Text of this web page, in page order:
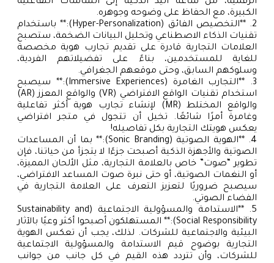
الكبيرة، مع الحفاظ على وضوحه وجوهره.
2. **التخصيص الفائق (Hyper-Personalization):** باستخدام
تقنيات الذكاء الاصطناعي وتحليل البيانات الضخمة، ستصبح
العلامات التجارية قادرة على تقديم تجارب هوية مخصصة
للغاية للمستخدمين، بناءً على تفضيلاتهم الفردية،
وسلوكهم السابق، وحتى موقعهم الجغرافي.
3. **التجارب الغامرة (Immersive Experiences):** سيصبح
استخدام تقنيات الواقع الافتراضي (VR) والواقع المعزز (AR)
والواقع المختلط (MR) لإنشاء تجارب هوية أكثر تفاعلية
وغامرة أمرًا شائعًا. تخيل أن تتجول في متجر افتراضي
يعكس هويتك التجارية بكل تفاصيله!
4. **الهوية الصوتية (Sonic Branding):** بما أن المساعدات
الصوتية والأجهزة الذكية أصبحت جزءًا لا يتجزأ من حياتنا، فإن
تطوير “صوت” خاص بالعلامة التجارية، مثل الألحان المميزة،
أو النغمات الصوتية، أو حتى نبرة صوت المساعد الافتراضي،
سيصبح ضروريًا لتعزيز التعرف على العلامة التجارية في
الفضاء الصوتي.
5. **الاستدامة والمسؤولية الاجتماعية (Sustainability and
Social Responsibility):** المستهلكون أصبحوا أكثر وعيًا بالآثار
البيئية والاجتماعية للشركات. لذلك، يجب أن تعكس الهوية
التجارية بوضوح قيم الاستدامة والمسؤولية الاجتماعية
للشركات، وأن تتردد هذه القيم في كل جانب من جوانب